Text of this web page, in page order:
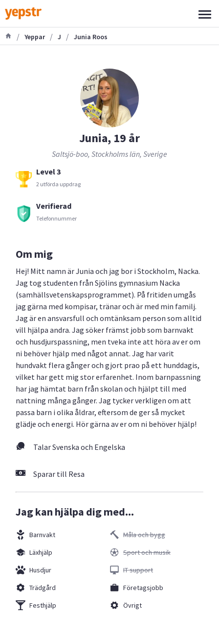
/ Yeppar / J / Junia Roos
Junia, 19 år
Saltsjö-boo, Stockholms län, Sverige
Level 3
2 utförda uppdrag
Verifierad
Telefonnummer
Om mig
Hej! Mitt namn är Junia och jag bor i Stockholm, Nacka.
Jag tog studenten från Sjölins gymnasium Nacka
(samhällsvetenskapsprogrammet). På fritiden umgås
jag gärna med kompisar, tränar och är med min familj.
Jag är en ansvarsfull och omtänksam person som alltid
vill hjälpa andra. Jag söker främst jobb som barnvakt
och husdjurspassning, men tveka inte att höra av er om
ni behöver hjälp med något annat. Jag har varit
hundvakt flera gånger och gjort prao på ett hunddagis,
vilket har gett mig stor erfarenhet. Inom barnpassning
har jag hämtat barn från skolan och hjälpt till med
nattning många gånger. Jag tycker verkligen om att
passa barn i olika åldrar, eftersom de ger så mycket
glädje och energi. Hör gärna av er om ni behöver hjälp!
Talar Svenska och Engelska
Sparar till Resa
Jag kan hjälpa dig med...
Barnvakt
Läxhjälp
Husdjur
Trädgård
Festhjälp
Måla och bygg
Sport och musik
IT support
Företagsjobb
Övrigt